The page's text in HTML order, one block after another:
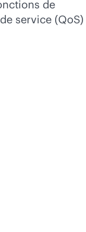
de
service (QoS)